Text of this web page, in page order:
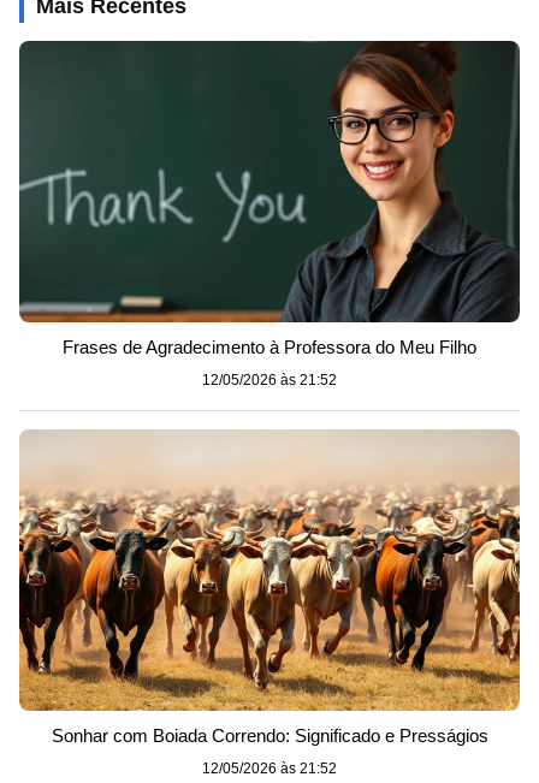
Mais Recentes
Frases de Agradecimento à Professora do Meu Filho
12/05/2026 às 21:52
Sonhar com Boiada Correndo: Significado e Presságios
12/05/2026 às 21:52